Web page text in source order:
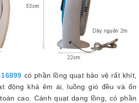
có phần lồng quạt bảo vệ rất khít,
động khá êm ái, luồng gió đều và ổn
cao. Cánh quạt dạng lồng, có phần